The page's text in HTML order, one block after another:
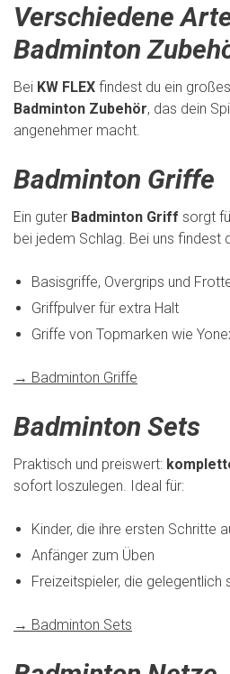
Verschiedene
Badminton
Bei KW FLEX findest du ein
Badminton Zubehör, das dein
angenehmer macht.
Badminton Griffe
Ein guter Badminton Griff sorgt
bei jedem Schlag. Bei uns findest
Basisgriffe, Overgrips und
Griffpulver für extra Halt
Griffe von Topmarken wie
→ Badminton Griffe
Badminton Sets
Praktisch und preiswert:
sofort loszulegen. Ideal für:
Kinder, die ihre ersten Schritte
Anfänger zum Üben
Freizeitspieler, die gelegentlich
→ Badminton Sets